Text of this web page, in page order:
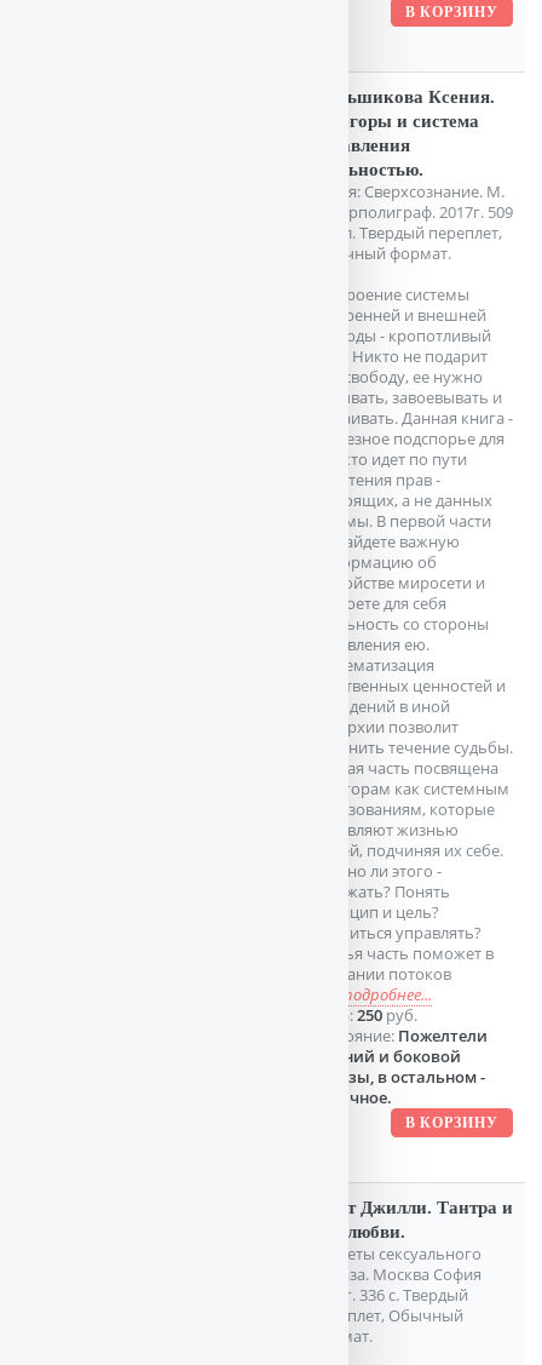
Меньшикова Ксения.
Эгрегоры и система
управления
реальностью.
Серия: Сверхсознание. М.
Центрполиграф. 2017г. 509
с. илл. Твердый переплет,
Обычный формат.
Построение системы
внутренней и внешней
свободы - кропотливый
труд. Никто не подарит
вам свободу, ее нужно
добывать, завоевывать и
отстаивать. Данная книга -
серьезное подспорье для
тех, кто идет по пути
обретения прав -
настоящих, а не данных
взаймы. В первой части
вы найдете важную
информацию об
устройстве миросети и
откроете для себя
реальность со стороны
управления ею.
Систематизация
собственных ценностей и
убеждений в иной
иерархии позволит
изменить течение судьбы.
Вторая часть посвящена
эгрегорам как системным
образованиям, которые
управляют жизнью
людей, подчиняя их себе.
Можно ли этого ­
избежать? Понять
принцип и цель?
Научиться управлять?
Третья часть поможет в
познании потоков
подробнее...
Цена:250руб.
Состояние: Пожелтели
нижний и боковой
обрезы, в остальном -
отличное.
Смит Джилли. Тантра и
Дао любви.
Секреты сексуального
экстаза. Москва София
2005г. 336 с. Твердый
переплет, Обычный
формат.